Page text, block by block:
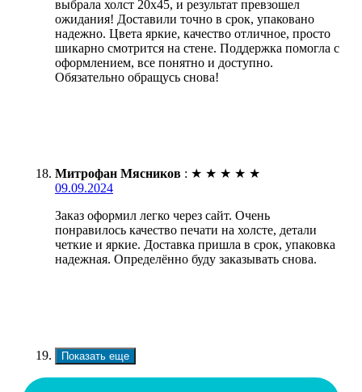
выбрала холст 20х45, и результат превзошел
ожидания! Доставили точно в срок, упаковано
надежно. Цвета яркие, качество отличное, просто
шикарно смотрится на стене. Поддержка помогла с
оформлением, все понятно и доступно.
Обязательно обращусь снова!
Митрофан Мясников : ★ ★ ★ ★ ★
09.09.2024
Заказ оформил легко через сайт. Очень
понравилось качество печати на холсте, детали
четкие и яркие. Доставка пришла в срок, упаковка
надежная. Определённо буду заказывать снова.
Показать еще